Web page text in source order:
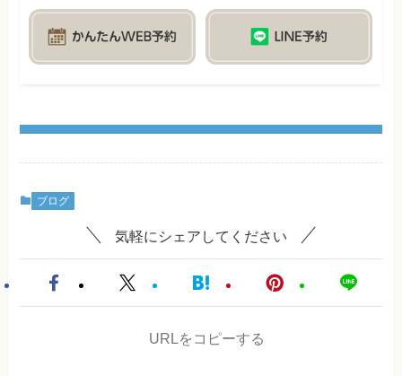
ブログ
気軽にシェアしてください
URLをコピーする